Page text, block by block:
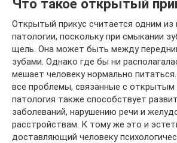
Что такое открытый
Открытый прикус считается одним из
патологии, поскольку при смыкании
щель. Она может быть между
зубами. Однако где бы ни
мешает человеку нормально
все проблемы, связанные с открытым
патология также способствует
заболеваний, нарушению речи и
расстройствам. К тому же это и
доставляющий человеку